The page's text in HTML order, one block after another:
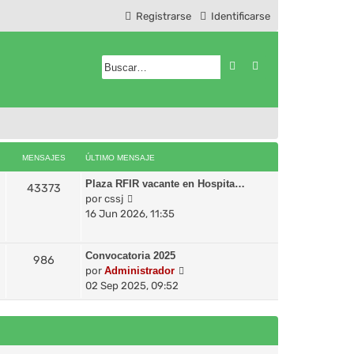
Identificarse
Registrarse
Buscar
MENSAJES ÚLTIMO MENSAJE
43373
Plaza RFIR vacante en Hospita…
por cssj
e
l
t
i
m
o
e
16 Jun 2026, 11:35
986
Convocatoria 2025
por Administrador
r
ú
t
02 Sep 2025, 09:52